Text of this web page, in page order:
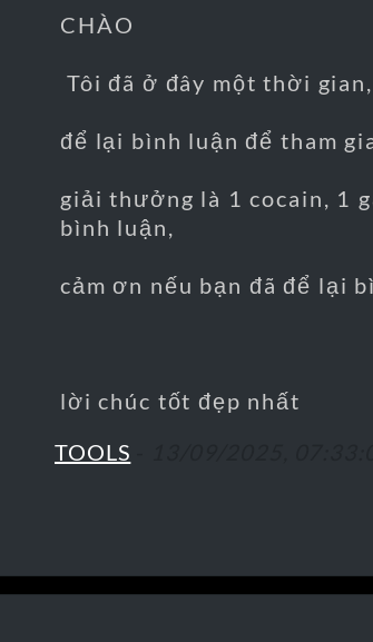
CHÀO
Tôi đã ở đây một thời
để lại bình luận để tham
giải thưởng là 1 cocain, 1
bình luận,
cảm ơn nếu bạn đã để lại
lời chúc tốt đẹp nhất
TOOLS